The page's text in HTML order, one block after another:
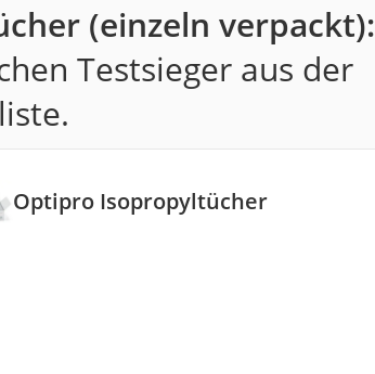
(einzeln verpackt):
Testsieger aus der
Optipro Isopropyltücher